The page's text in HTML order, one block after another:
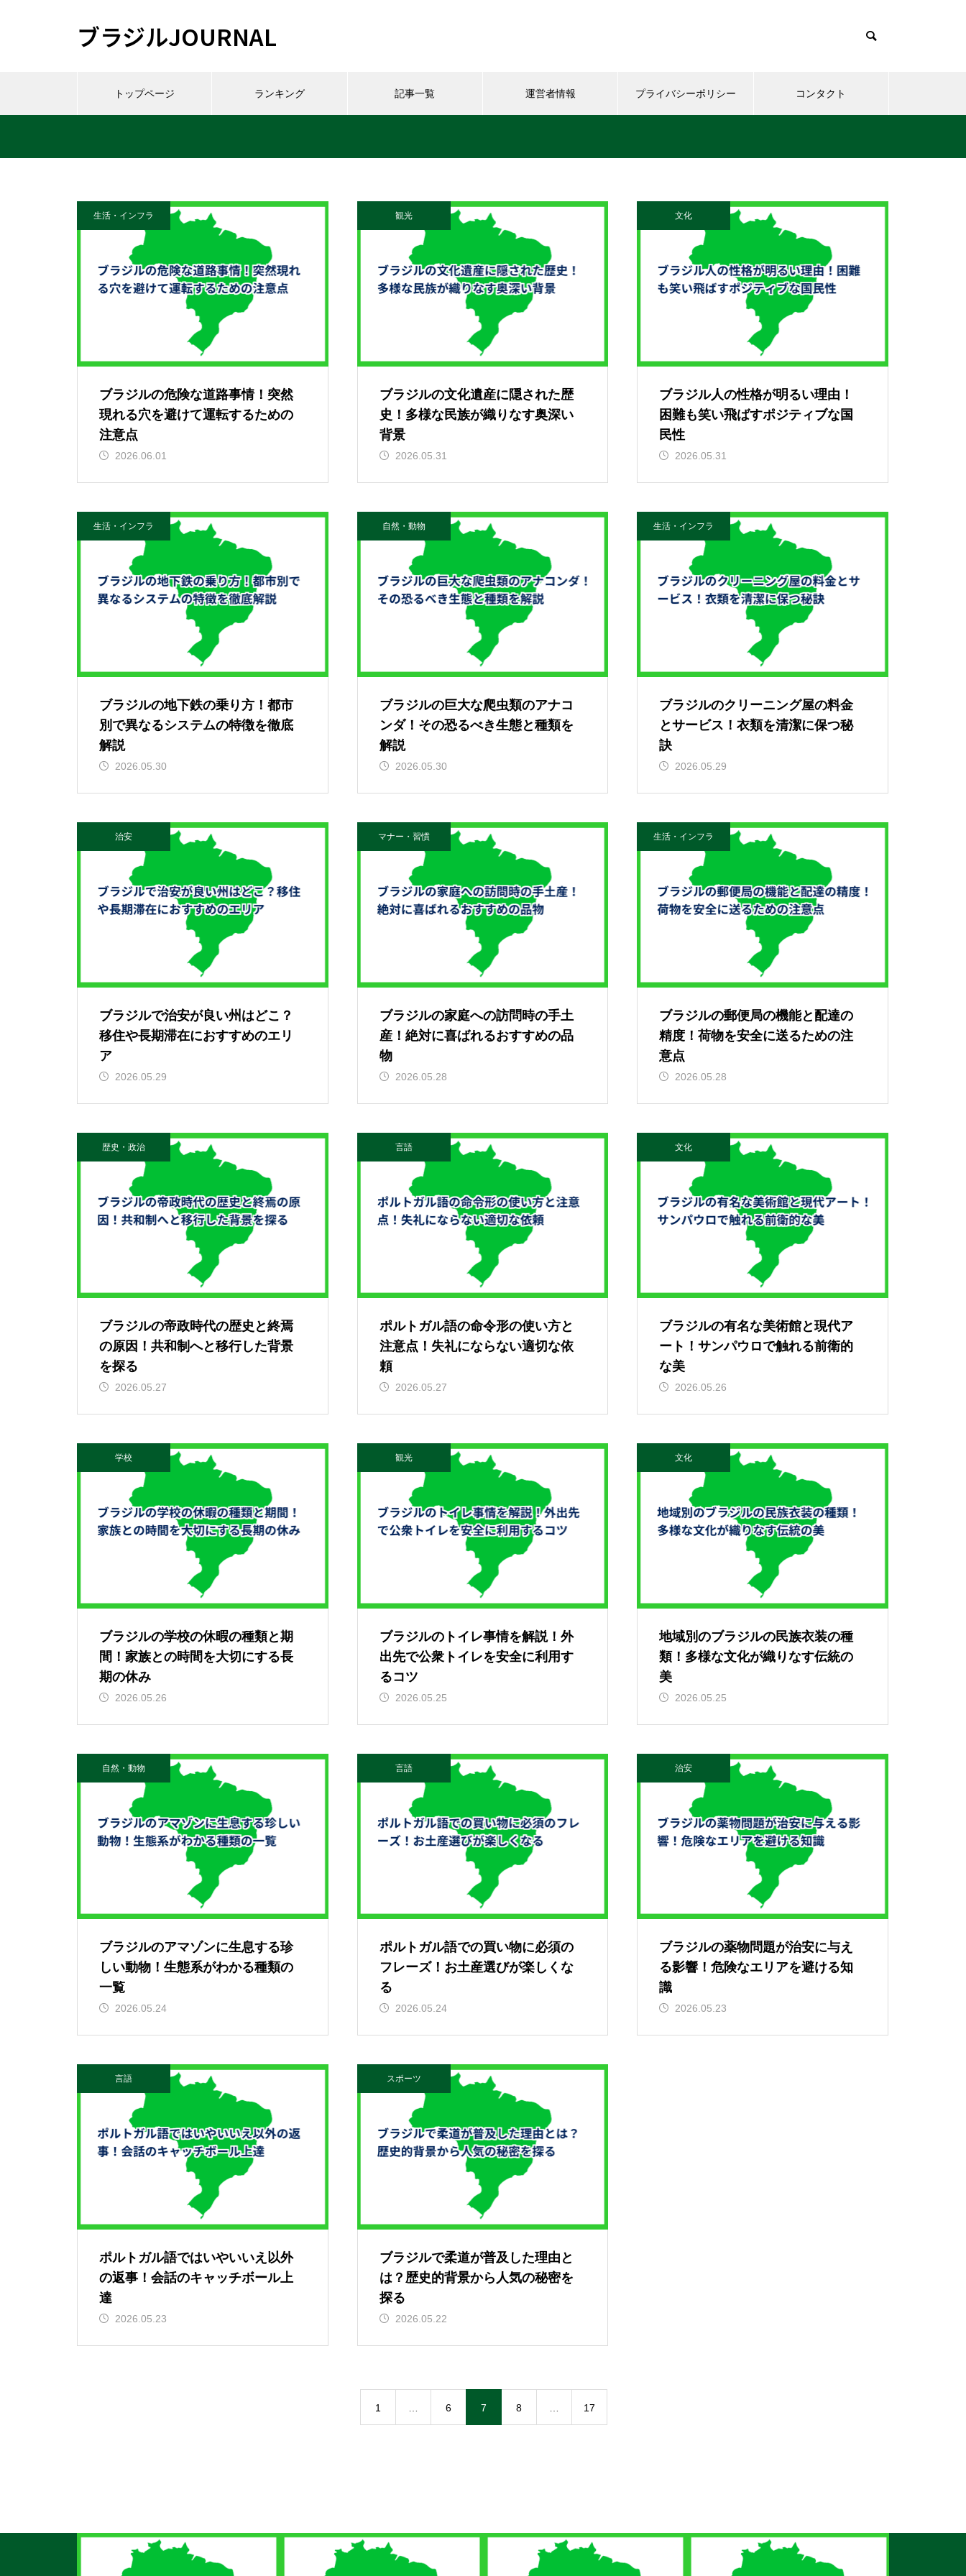
ブラジルJOURNAL
トップページ ランキング 記事一覧 運営者情報 プライバシーポリシー コンタクト
生活・インフラ
ブラジルの危険な道路事情！突然
現れる穴を避けて運転するための
注意点
2026.06.01
観光
ブラジルの文化遺産に隠された歴
史！多様な民族が織りなす奥深い
背景
2026.05.31
文化
ブラジル人の性格が明るい理由！
困難も笑い飛ばすポジティブな国
民性
2026.05.31
生活・インフラ
ブラジルの地下鉄の乗り方！都市
別で異なるシステムの特徴を徹底
解説
2026.05.30
自然・動物
ブラジルの巨大な爬虫類のアナコ
ンダ！その恐るべき生態と種類を
解説
2026.05.30
生活・インフラ
ブラジルのクリーニング屋の料金
とサービス！衣類を清潔に保つ秘
訣
2026.05.29
治安
ブラジルで治安が良い州はどこ？
移住や長期滞在におすすめのエリ
ア
2026.05.29
マナー・習慣
ブラジルの家庭への訪問時の手土
産！絶対に喜ばれるおすすめの品
物
2026.05.28
生活・インフラ
ブラジルの郵便局の機能と配達の
精度！荷物を安全に送るための注
意点
2026.05.28
歴史・政治
ブラジルの帝政時代の歴史と終焉
の原因！共和制へと移行した背景
を探る
2026.05.27
言語
ポルトガル語の命令形の使い方と
注意点！失礼にならない適切な依
頼
2026.05.27
文化
ブラジルの有名な美術館と現代ア
ート！サンパウロで触れる前衛的
な美
2026.05.26
学校
ブラジルの学校の休暇の種類と期
間！家族との時間を大切にする長
期の休み
2026.05.26
観光
ブラジルのトイレ事情を解説！外
出先で公衆トイレを安全に利用す
るコツ
2026.05.25
文化
地域別のブラジルの民族衣装の種
類！多様な文化が織りなす伝統の
美
2026.05.25
自然・動物
ブラジルのアマゾンに生息する珍
しい動物！生態系がわかる種類の
一覧
2026.05.24
言語
ポルトガル語での買い物に必須の
フレーズ！お土産選びが楽しくな
る
2026.05.24
治安
ブラジルの薬物問題が治安に与え
る影響！危険なエリアを避ける知
識
2026.05.23
言語
ポルトガル語ではいやいいえ以外
の返事！会話のキャッチボール上
達
2026.05.23
スポーツ
ブラジルで柔道が普及した理由と
は？歴史的背景から人気の秘密を
探る
2026.05.22
1 6 7 8 17